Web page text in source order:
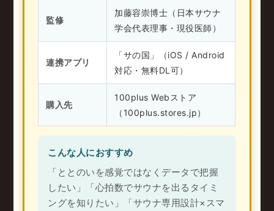
監修
加藤容崇博士（日本サウナ
学会代表理事・現役医師）
連携アプリ
「サの国」（iOS / Android
対応・無料DL可）
購入先
100plus Webストア
（100plus.stores.jp）
こんな人におすすめ
「ととのいを感覚ではなくデータで把握
したい」「心拍数でサウナを出るタイミ
ングを知りたい」「サウナ専用設計×スマ